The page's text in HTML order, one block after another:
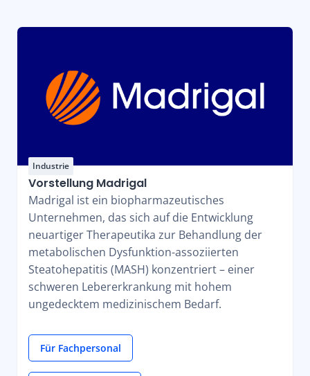
Industrie
Vorstellung Madrigal
Madrigal ist ein biopharmazeutisches
Unternehmen, das sich auf die Entwicklung
neuartiger Therapeutika zur Behandlung der
metabolischen Dysfunktion-assoziierten
Steatohepatitis (MASH) konzentriert – einer
schweren Lebererkrankung mit hohem
ungedecktem medizinischem Bedarf.
Für Fachpersonal